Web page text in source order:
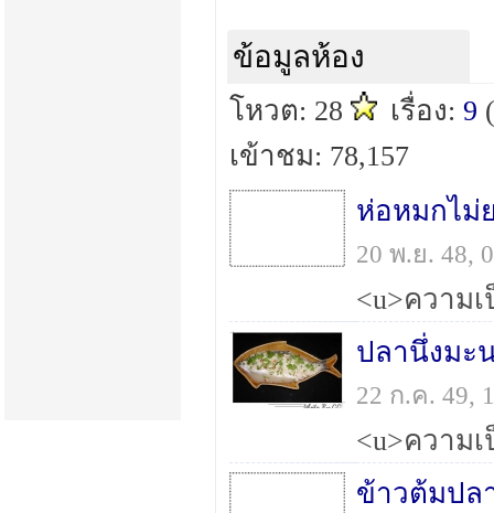
ข้อมูลห้อง
โหวต: 28 เรื่อง:9
เข้าชม: 78,157
ห่อหมกไม่
20 พ.ย. 48,
ปลานึ่งมะ
22 ก.ค. 49,
ข้าวต้มปล